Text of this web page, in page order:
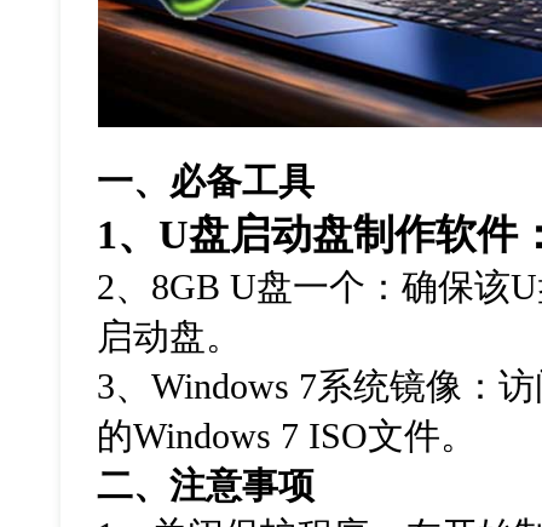
一、必备工具
1、U盘启动盘制作软件
2、 8GB U盘一个：确保该U
启动盘。
3、Windows 7系统镜像：
的Windows 7 ISO文件。
二、注意事项